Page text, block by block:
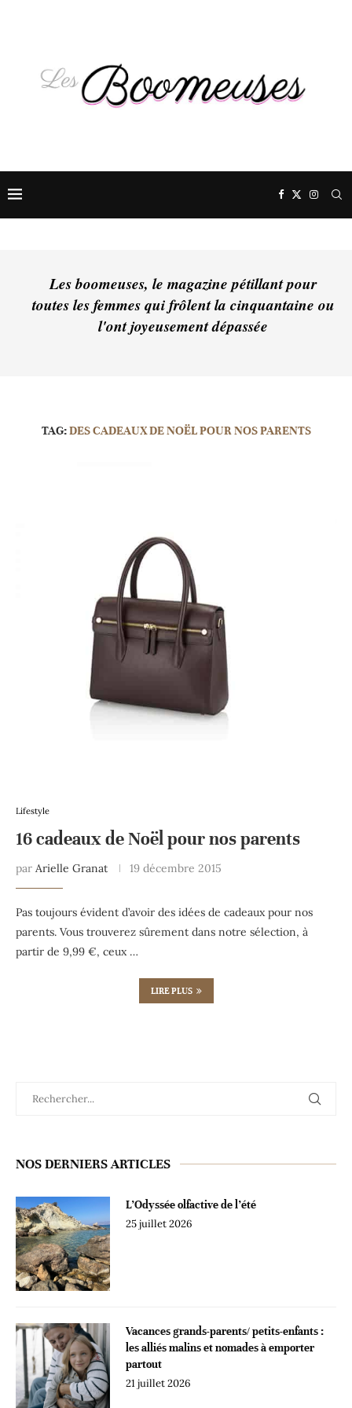
Les boomeuses, le magazine pétillant pour
toutes les femmes qui frôlent la cinquantaine ou
l'ont joyeusement dépassée
TAG:DES CADEAUX DE NOËL POUR NOS PARENTS
Lifestyle
16 cadeaux de Noël pour nos parents
par Arielle Granat 19 décembre 2015
Pas toujours évident d’avoir des idées de cadeaux pour nos
parents. Vous trouverez sûrement dans notre sélection, à
partir de 9,99 €, ceux …
LIRE PLUS
NOS DERNIERS ARTICLES
L’Odyssée olfactive de l’été
25 juillet 2026
Vacances grands-parents/ petits-enfants :
les alliés malins et nomades à emporter
partout
21 juillet 2026